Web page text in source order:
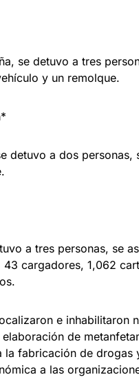
se detuvo a tres
y un remolque.
detuvo a dos
a tres personas, se
43 cargadores, 1,062
e inhabilitaron
de
la fabricación de
a las